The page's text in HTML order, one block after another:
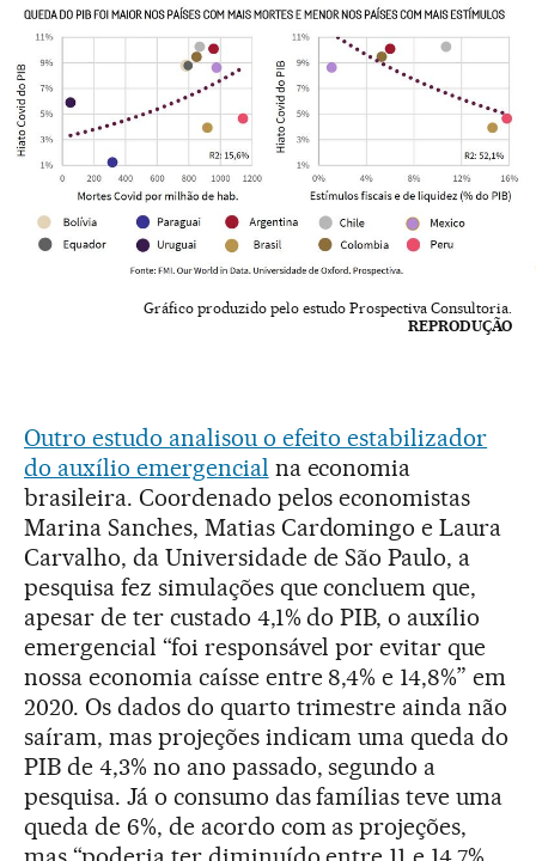
Gráfico produzido pelo estudo Prospectiva Consultoria.
REPRODUÇÃO
Outro estudo analisou o efeito estabilizador
do auxílio emergencial na economia
brasileira. Coordenado pelos economistas
Marina Sanches, Matias Cardomingo e Laura
Carvalho, da Universidade de São Paulo, a
pesquisa fez simulações que concluem que,
apesar de ter custado 4,1% do PIB, o auxílio
emergencial “foi responsável por evitar que
nossa economia caísse entre 8,4% e 14,8%” em
2020. Os dados do quarto trimestre ainda não
saíram, mas projeções indicam uma queda do
PIB de 4,3% no ano passado, segundo a
pesquisa. Já o consumo das famílias teve uma
queda de 6%, de acordo com as projeções,